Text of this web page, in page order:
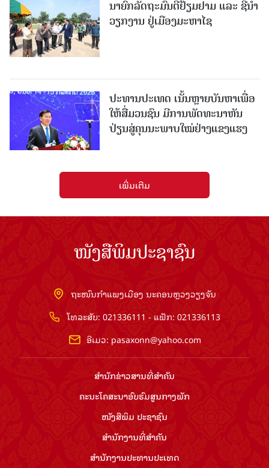
ນາຍົກລັດຖະມົນຕີຢ້ຽມຢາມ ແລະ ຊີ້ນຳ
ວຽກງານ ຢູ່ເມືອງມະຫາໄຊ
ປະທານປະເທດ ເນັ້ນຫຼາຍບັນຫາເພື່ອ
ໃຫ້ສື່ມວນຊົນ ມີການພັດທະນາຫັນ
ປ່ຽນສູ່ຄຸນນະພາບໃໝ່ຢ່າງແຂງແຮງ
ເພີ່ມເຕີມ
ໜັງສືພິມປະຊາຊົນ
ຖະໜົນກຳແພງເມືອງ ນະຄອນຫຼວງວຽງຈັນ
ໂທລະສັບ: 021336111 - ແຟັກ: 021336113
ອີເມວ: pasaxonn@yahoo.com
ສຳ​ນັກ​ຂ່າວ​ສານ​ທີ່​ສຳ​ຄັນ​
ຄະນະໂຄສະນາອົບຮົມ​ສູນ​ກາງ​ພັກ
ໜັງສືພິມ ປະ​ຊາ​ຊົນ
ສຳ​ນັກ​ງານ​ທີ່​ສຳ​ຄັນ
ສຳ​ນັກ​ງານ​ປະ​ທານ​ປະ​ເທດ